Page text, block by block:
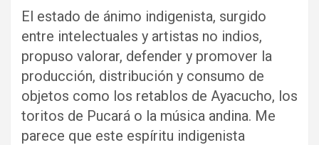
El estado de ánimo indigenista, surgido
entre intelectuales y artistas no indios,
propuso valorar, defender y promover la
producción, distribución y consumo de
objetos como los retablos de Ayacucho, los
toritos de Pucará o la música andina. Me
parece que este espíritu indigenista